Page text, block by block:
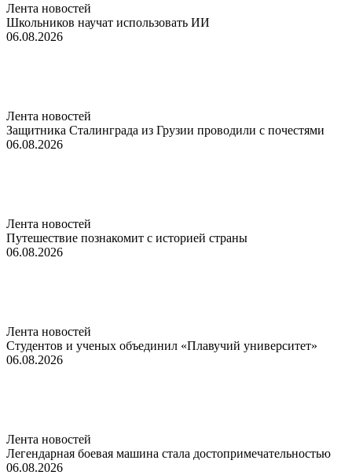
Лента новостей
Школьников научат использовать ИИ
06.08.2026
Лента новостей
Защитника Сталинграда из Грузии проводили с почестями
06.08.2026
Лента новостей
Путешествие познакомит с историей страны
06.08.2026
Лента новостей
Студентов и ученых объединил «Плавучий университет»
06.08.2026
Лента новостей
Легендарная боевая машина стала достопримечательностью
06.08.2026